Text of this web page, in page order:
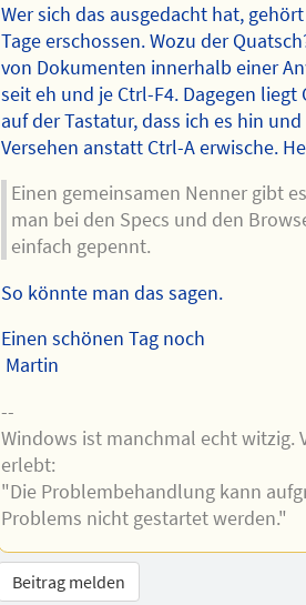
Wer sich das ausgedacht hat,
Tage erschossen. Wozu der
von Dokumenten innerhalb einer
seit eh und je Ctrl-F4. Dagegen liegt
auf der Tastatur, dass ich es hin
Versehen anstatt Ctrl-A erwische.
Einen gemeinsamen Nenner gibt
man bei den Specs und den
einfach gepennt.
So könnte man das sagen.
Einen schönen Tag noch
Martin
--
Windows ist manchmal echt witzig.
erlebt:
"Die Problembehandlung kann
Problems nicht gestartet werden."
Beitrag melden